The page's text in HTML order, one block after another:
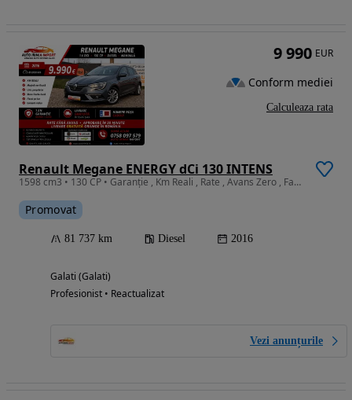
Renault Megane ENERGY dCi 130 INTENS
1598 cm3 • 130 CP • Garanție , Km Reali , Rate , Avans Zero , Factura !
Promovat
81 737 km Diesel 2016
Galati (Galati)
Profesionist • Reactualizat
Vezi anunțurile
9 990 EUR
Conform mediei
Calculeaza rata